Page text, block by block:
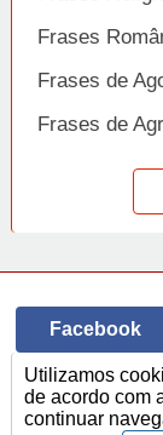
Frases
Frases de
Frases de
Frases de
Frases de
Frases de
Frases de
Frases de
Facebook
© Copyright
Termos de Uso /
Utilizamos
de acordo com
continuar